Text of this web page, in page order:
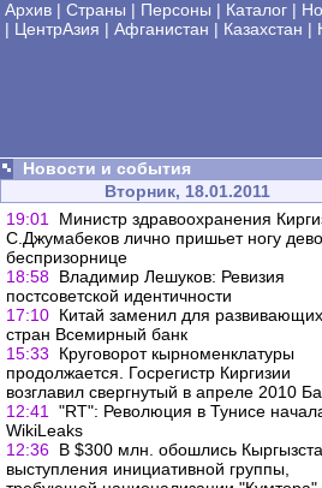
Архив | Страны | Персоны | Каталог |
| ЦентрАзия | Афганистан | Казахстан |
Новости и события
Вторник, 18.01.2011
19:01
Министр здравоохранения
С.Джумабеков лично пришьет ногу
беспризорнице
18:58 Владимир Лешуков: Ревизия
постсоветской идентичности
17:10 Китай заменил для
стран Всемирный банк
15:33
Круговорот кырноменклатуры
продолжается. Госрегистр Киргизии
возглавил свергнутый в апреле 2010
12:41
"RT": Революция в Тунисе
WikiLeaks
12:36 В $300 млн. обошлись
выступления инициативной группы,